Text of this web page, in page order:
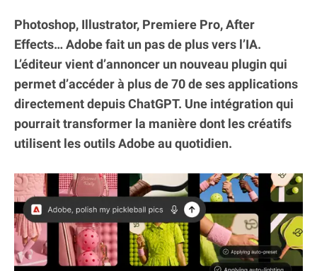
Photoshop, Illustrator, Premiere Pro, After
Effects… Adobe fait un pas de plus vers l’IA.
L’éditeur vient d’annoncer un nouveau plugin qui
permet d’accéder à plus de 70 de ses applications
directement depuis ChatGPT. Une intégration qui
pourrait transformer la manière dont les créatifs
utilisent les outils Adobe au quotidien.